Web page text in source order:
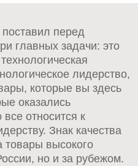
перед
главных задачи: это
лидерство,
которые вы здесь
оказались
относится к
Знак качества
товары высокого
но и за рубежом.